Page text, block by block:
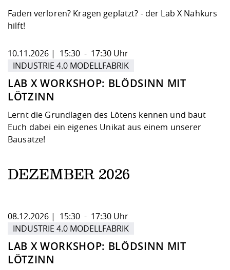
Faden verloren? Kragen geplatzt? - der Lab X Nähkurs
hilft!
LAB X WORKSHOP: BLÖDSINN MIT
LÖTZINN
10.11.2026 | 15:30 - 17:30 Uhr
INDUSTRIE 4.0 MODELLFABRIK
Lernt die Grundlagen des Lötens kennen und baut
Euch dabei ein eigenes Unikat aus einem unserer
Bausätze!
DEZEMBER 2026
LAB X WORKSHOP: BLÖDSINN MIT
LÖTZINN
08.12.2026 | 15:30 - 17:30 Uhr
INDUSTRIE 4.0 MODELLFABRIK